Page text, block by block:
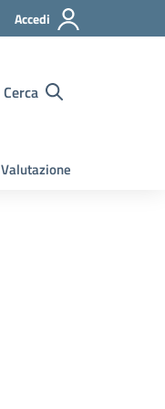
Accedi
Cerca
Valutazione